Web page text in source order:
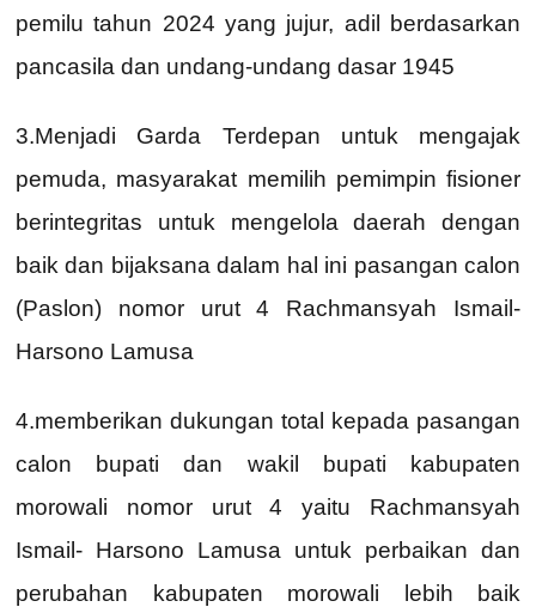
pemilu tahun 2024 yang jujur, adil berdasarkan
pancasila dan undang-undang dasar 1945
3.Menjadi Garda Terdepan untuk mengajak
pemuda, masyarakat memilih pemimpin fisioner
berintegritas untuk mengelola daerah dengan
baik dan bijaksana dalam hal ini pasangan calon
(Paslon) nomor urut 4 Rachmansyah Ismail-
Harsono Lamusa
4.memberikan dukungan total kepada pasangan
calon bupati dan wakil bupati kabupaten
morowali nomor urut 4 yaitu Rachmansyah
Ismail- Harsono Lamusa untuk perbaikan dan
perubahan kabupaten morowali lebih baik